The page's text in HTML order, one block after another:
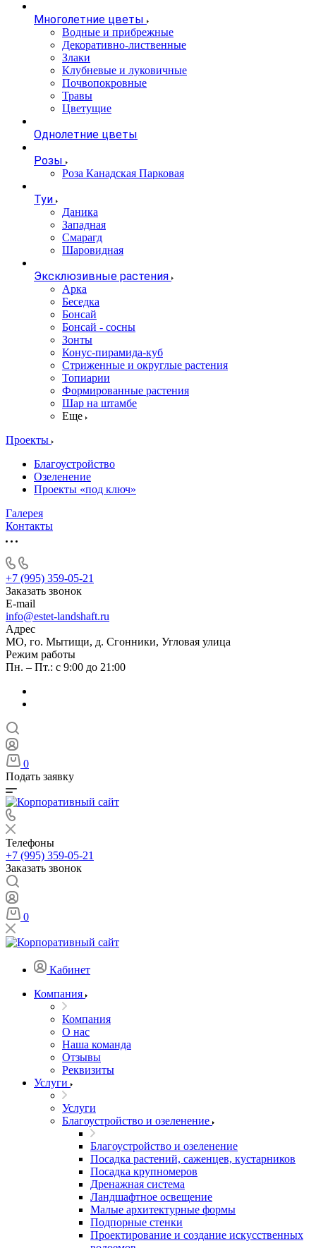
Многолетние цветы
Водные и прибрежные
Декоративно-лиственные
Злаки
Клубневые и луковичные
Почвопокровные
Травы
Цветущие
Однолетние цветы
Розы
Роза Канадская Парковая
Туи
Даника
Западная
Смарагд
Шаровидная
Эксклюзивные растения
Арка
Беседка
Бонсай
Бонсай - сосны
Зонты
Конус-пирамида-куб
Стриженные и округлые растения
Топиарии
Формированные растения
Шар на штамбе
Еще
Проекты
Благоустройство
Озеленение
Проекты «под ключ»
Галерея
Контакты
+7 (995) 359-05-21
Заказать звонок
E-mail
info@estet-landshaft.ru
Адрес
МО, го. Мытищи, д. Сгонники, Угловая улица
Режим работы
Пн. – Пт.: с 9:00 до 21:00
0
Подать заявку
Телефоны
+7 (995) 359-05-21
Заказать звонок
0
Кабинет
Компания
Компания
О нас
Наша команда
Отзывы
Реквизиты
Услуги
Услуги
Благоустройство и озеленение
Благоустройство и озеленение
Посадка растений, саженцев, кустарников
Посадка крупномеров
Дренажная система
Ландшафтное освещение
Малые архитектурные формы
Подпорные стенки
Проектирование и создание искусственных